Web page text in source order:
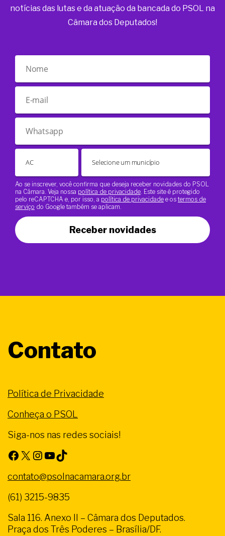
notícias das lutas e da atuação da bancada do PSOL na
Câmara dos Deputados!
Ao se inscrever, você confirma que deseja receber novidades do PSOL
na Câmara. Veja nossa política de privacidade . Este site é protegido
pelo reCAPTCHA e, por isso, a política de privacidade e os termos de
serviço do Google também se aplicam.
Receber novidades
Contato
Política de Privacidade
Conheça o PSOL
Siga-nos nas redes sociais!
Facebook X Instagram Youtube TikTok
contato@psolnacamara.org.br
(61) 3215-9835
Sala 116. Anexo II – Câmara dos Deputados.
Praça dos Três Poderes – Brasília/DF.